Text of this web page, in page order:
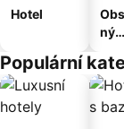
Hotel
ný
Populární